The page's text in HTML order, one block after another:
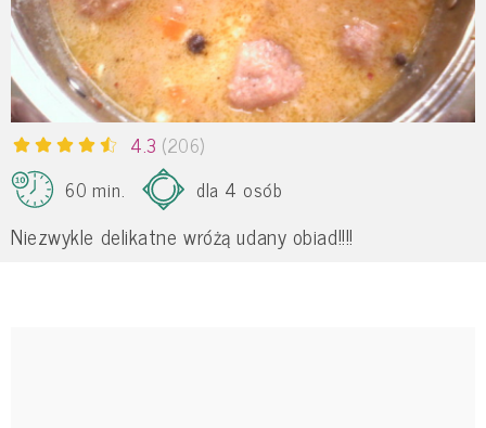
4.3 (206)
60 min.
dla 4 osób
Niezwykle delikatne wróżą udany obiad!!!!